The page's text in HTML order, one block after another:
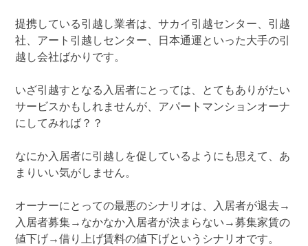
提携している引越し業者は、サカイ引越センター、引越
社、アート引越しセンター、日本通運といった大手の引
越し会社ばかりです。
いざ引越すとなる入居者にとっては、とてもありがたい
サービスかもしれませんが、アパートマンションオーナ
にしてみれば？？
なにか入居者に引越しを促しているようにも思えて、あ
まりいい気がしません。
オーナーにとっての最悪のシナリオは、入居者が退去→
入居者募集→なかなか入居者が決まらない→募集家賃の
値下げ→借り上げ賃料の値下げというシナリオです。